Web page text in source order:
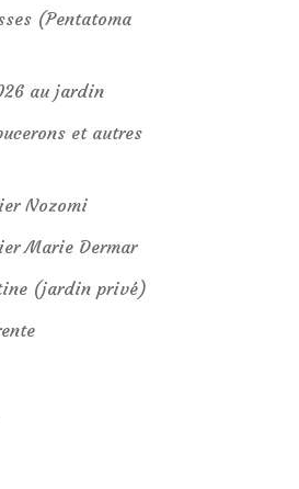
(Pentatoma
au jardin
et autres
Nozomi
Marie Dermar
(jardin privé)